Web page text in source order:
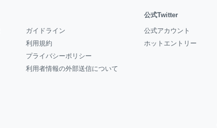
ガイドライン
利用規約
プライバシーポリシー
利用者情報の外部送信について
公式Twitter
公式アカウント
ホットエントリー